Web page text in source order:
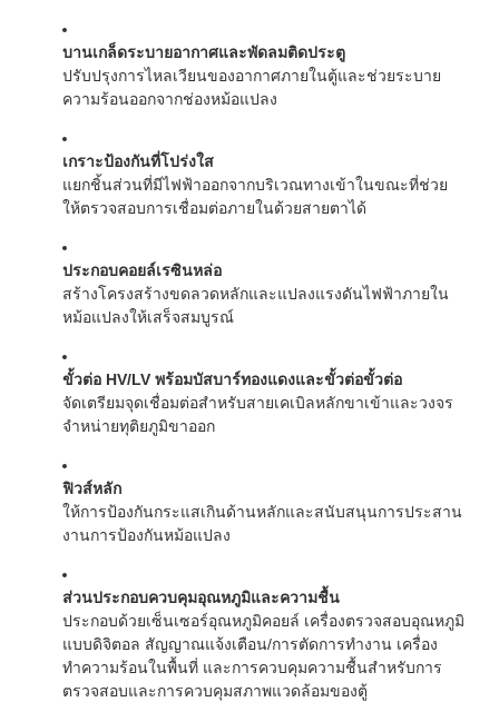
บานเกล็ดระบายอากาศและพัดลมติดประตู
ปรับปรุงการไหลเวียนของอากาศภายในตู้และช่วยระบาย
ความร้อนออกจากช่องหม้อแปลง
เกราะป้องกันที่โปร่งใส
แยกชิ้นส่วนที่มีไฟฟ้าออกจากบริเวณทางเข้าในขณะที่ช่วย
ให้ตรวจสอบการเชื่อมต่อภายในด้วยสายตาได้
ประกอบคอยล์เรซินหล่อ
สร้างโครงสร้างขดลวดหลักและแปลงแรงดันไฟฟ้าภายใน
หม้อแปลงให้เสร็จสมบูรณ์
ขั้วต่อ HV/LV พร้อมบัสบาร์ทองแดงและขั้วต่อขั้วต่อ
จัดเตรียมจุดเชื่อมต่อสำหรับสายเคเบิลหลักขาเข้าและวงจร
จำหน่ายทุติยภูมิขาออก
ฟิวส์หลัก
ให้การป้องกันกระแสเกินด้านหลักและสนับสนุนการประสาน
งานการป้องกันหม้อแปลง
ส่วนประกอบควบคุมอุณหภูมิและความชื้น
ประกอบด้วยเซ็นเซอร์อุณหภูมิคอยล์ เครื่องตรวจสอบอุณหภูมิ
แบบดิจิตอล สัญญาณแจ้งเตือน/การตัดการทำงาน เครื่อง
ทำความร้อนในพื้นที่ และการควบคุมความชื้นสำหรับการ
ตรวจสอบและการควบคุมสภาพแวดล้อมของตู้